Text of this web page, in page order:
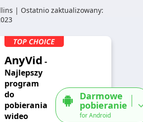
| Ostatnio zaktualizowany:
AnyVid -
Najlepszy
program
do
pobierania
wideo
Darmowe
pobieranie
for Android